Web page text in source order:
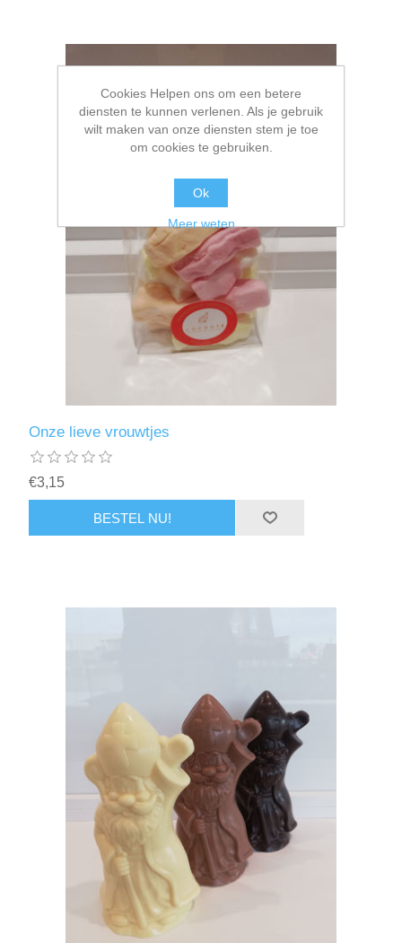
Onze lieve vrouwtjes
€3,15
Cookies Helpen ons om een betere
diensten te kunnen verlenen. Als je gebruik
wilt maken van onze diensten stem je toe
om cookies te gebruiken.
Ok
Meer weten